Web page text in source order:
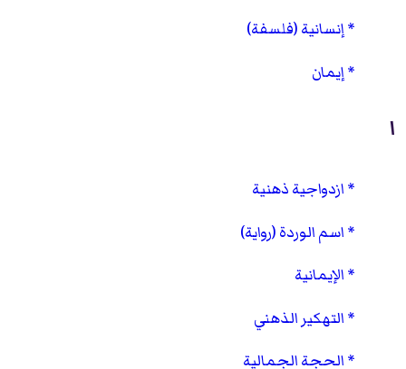
إنسانية (فلسفة)
إيمان
ا
ازدواجية ذهنية
اسم الوردة (رواية)
الإيمانية
التهكير الذهني
الحجة الجمالية